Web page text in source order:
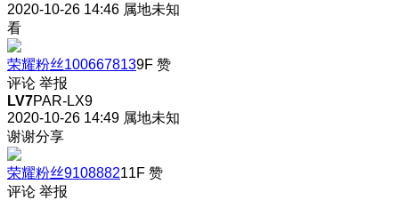
2020-10-26 14:46 属地未知
看
荣耀粉丝1006678139F 赞
评论 举报
LV7PAR-LX9
2020-10-26 14:49 属地未知
谢谢分享
荣耀粉丝910888211F 赞
评论 举报